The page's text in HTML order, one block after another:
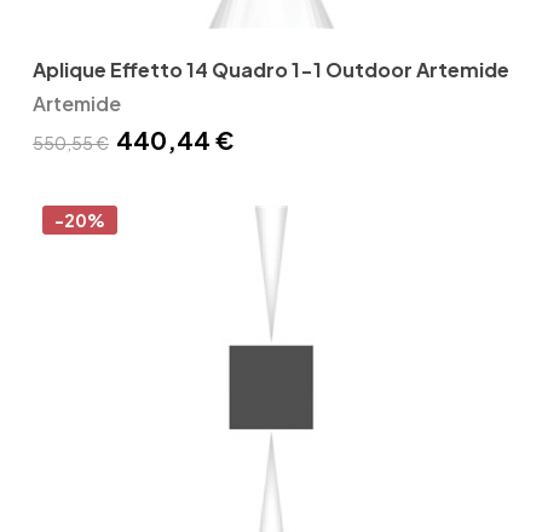
Aplique Effetto 14 Quadro 1-1 Outdoor Artemide
Artemide
550,55 € 440,44 €
-20%